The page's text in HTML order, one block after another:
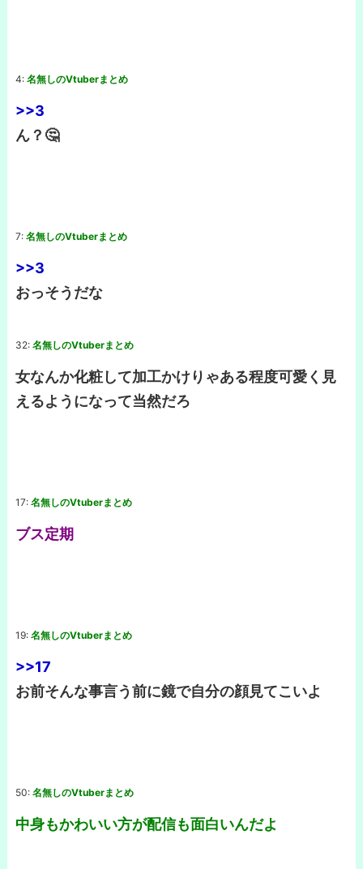
4: 名無しのVtuberまとめ
>>3
ん？🤔
7: 名無しのVtuberまとめ
>>3
おっそうだな
32: 名無しのVtuberまとめ
女なんか化粧して加工かけりゃある程度可愛く見
えるようになって当然だろ
17: 名無しのVtuberまとめ
ブス定期
19: 名無しのVtuberまとめ
>>17
お前そんな事言う前に鏡で自分の顔見てこいよ
50: 名無しのVtuberまとめ
中身もかわいい方が配信も面白いんだよ